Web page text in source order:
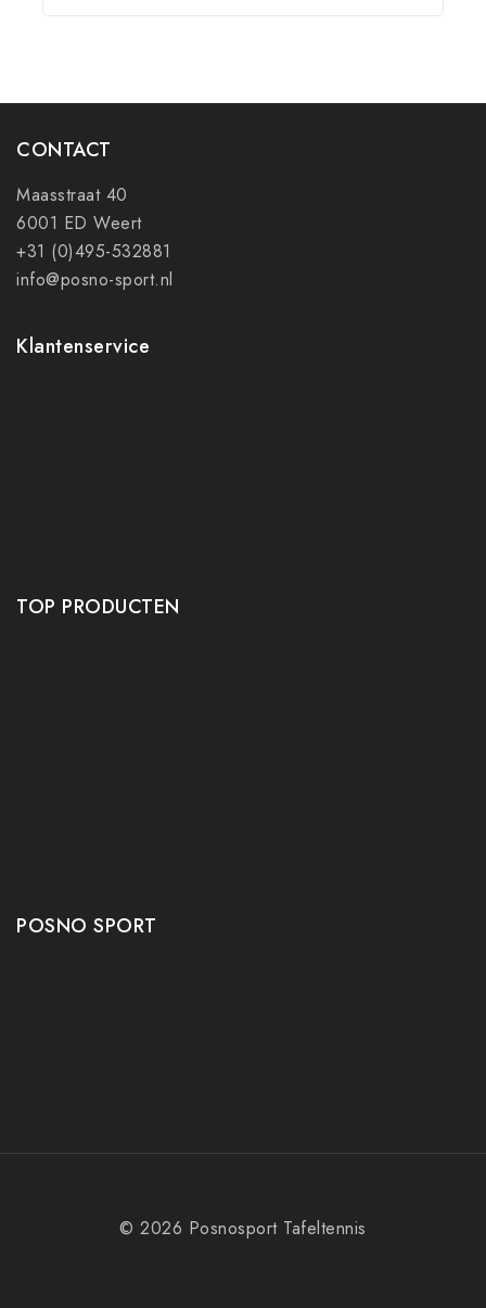
CONTACT
Maasstraat 40
6001 ED Weert
+31 (0)495-532881
info@posno-sport.nl
Klantenservice
TOP PRODUCTEN
POSNO SPORT
© 2026 Posnosport Tafeltennis